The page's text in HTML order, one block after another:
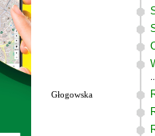
Głogowska